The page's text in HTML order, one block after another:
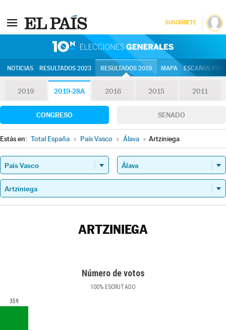
SUSCRÍBETE
NOTICIAS RESULTADOS 2023 RESULTADOS 2019 MAPA ESCAÑOS
2019 2019-28A 2016 2015 2011
CONGRESO SENADO
Estás en: Total España » País Vasco » Álava » Artziniega
ARTZINIEGA
Número de votos
100% ESCRUTADO
359